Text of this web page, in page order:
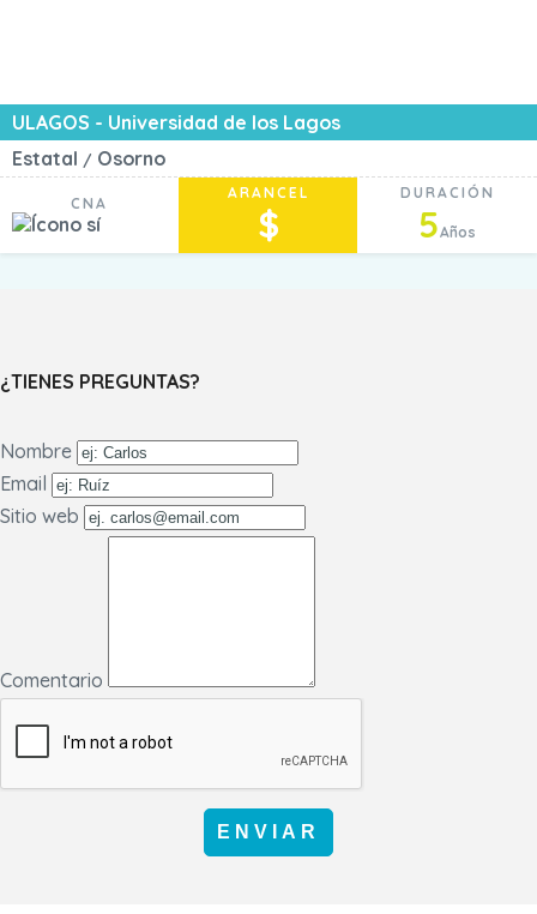
ULAGOS - Universidad de los Lagos
Estatal / Osorno
CNA
ARANCEL
$
DURACIÓN
5Años
¿TIENES PREGUNTAS?
Nombre
Email
Sitio web
Comentario
ENVIAR